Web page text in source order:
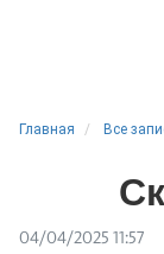
Главная Все
04/04/2025 11:57